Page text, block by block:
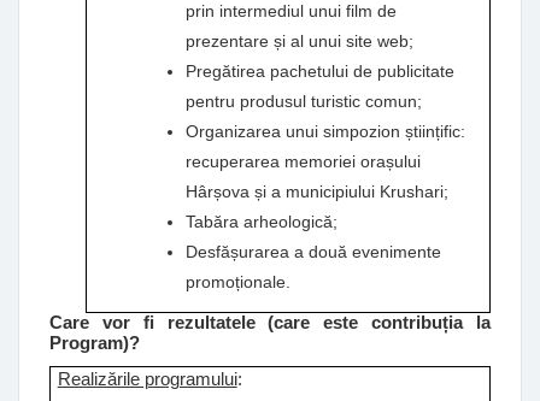
prin intermediul unui film de
prezentare și al unui site web;
Pregătirea pachetului de publicitate
pentru produsul turistic comun;
Organizarea unui simpozion științific:
recuperarea memoriei orașului
Hârșova și a municipiului Krushari;
Tabăra arheologică;
Desfășurarea a două evenimente
promoționale.
Care vor fi rezultatele (care este contribuția la
Program)?
Realizările programului: